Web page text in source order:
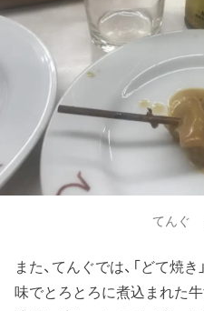
てんぐ
また、てんぐでは、「どて焼
味でとろとろに煮込まれた